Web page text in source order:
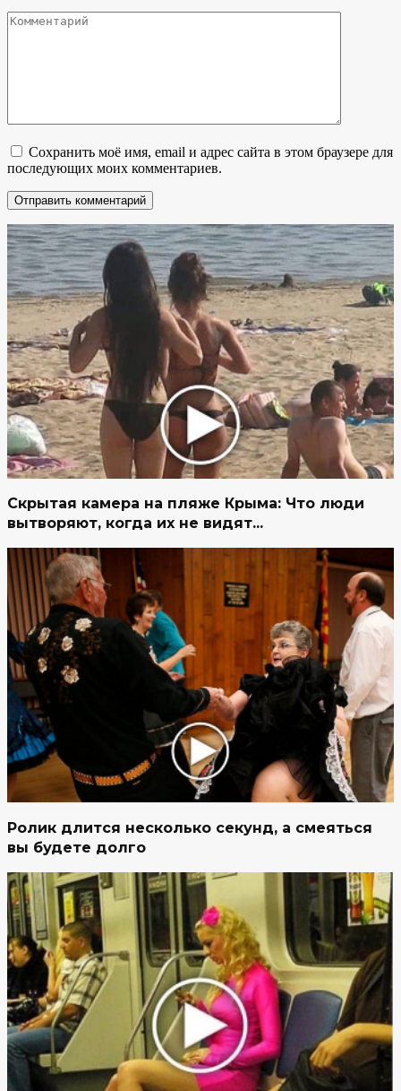
Комментарий
Сохранить моё имя, email и адрес сайта в этом браузере для
последующих моих комментариев.
Скрытая камера на пляже Крыма: Что люди
вытворяют, когда их не видят...
Ролик длится несколько секунд, а смеяться
вы будете долго